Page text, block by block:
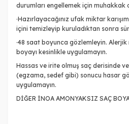
durumları engellemek için muhakkak
·Hazırlayacağınız ufak miktar
içini temizleyip kuruladıktan sonra
·48 saat boyunca gözlemleyin.
boyayı kesinlikle uygulamayın.
Hassas ve irite olmuş saç derisinde
(egzama, sedef gibi) sonucu hasar
uygulamayın.
DİĞER İNOA AMONYAKSIZ SAÇ